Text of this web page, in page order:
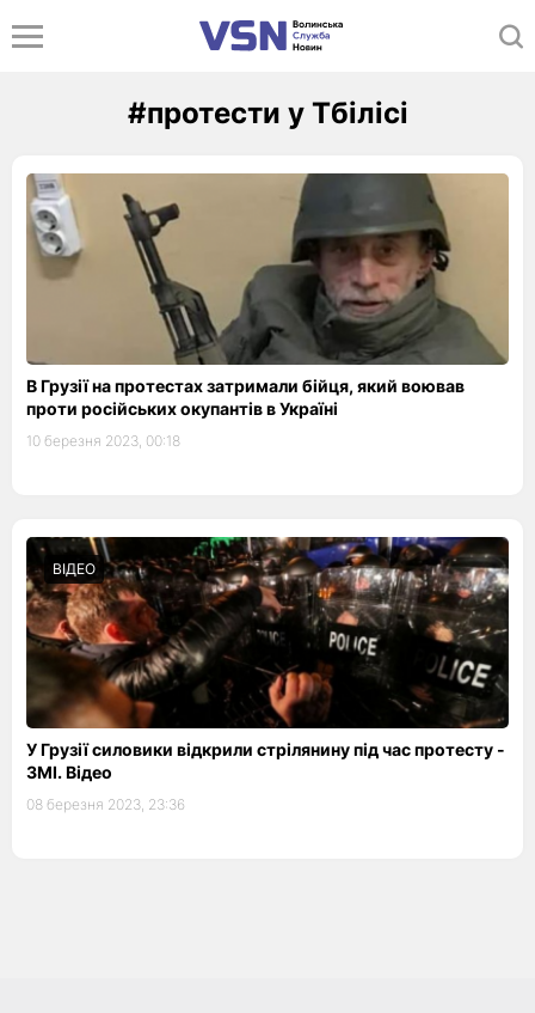
#протести у Тбілісі
В Грузії на протестах затримали бійця, який воював
проти російських окупантів в Україні
10 березня 2023, 00:18
ВІДЕО
У Грузії силовики відкрили стрілянину під час протесту -
ЗМІ. Відео
08 березня 2023, 23:36